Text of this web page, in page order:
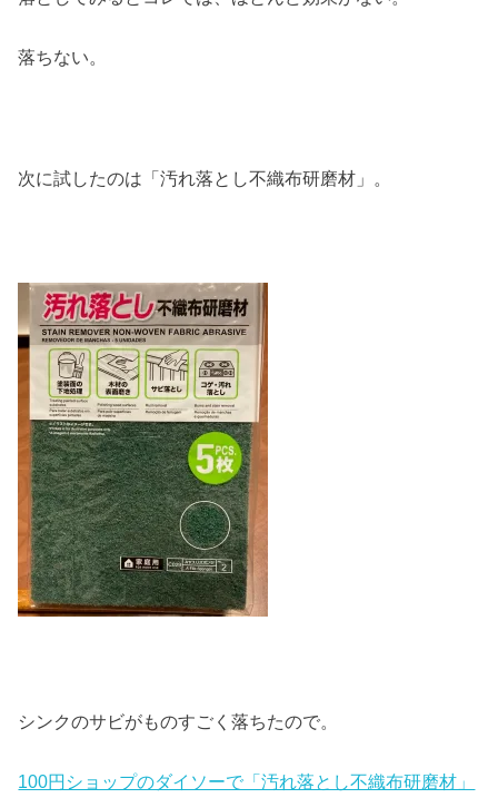
落ちない。
次に試したのは「汚れ落とし不織布研磨材」。
シンクのサビがものすごく落ちたので。
100円ショップのダイソーで「汚れ落とし不織布研磨材」